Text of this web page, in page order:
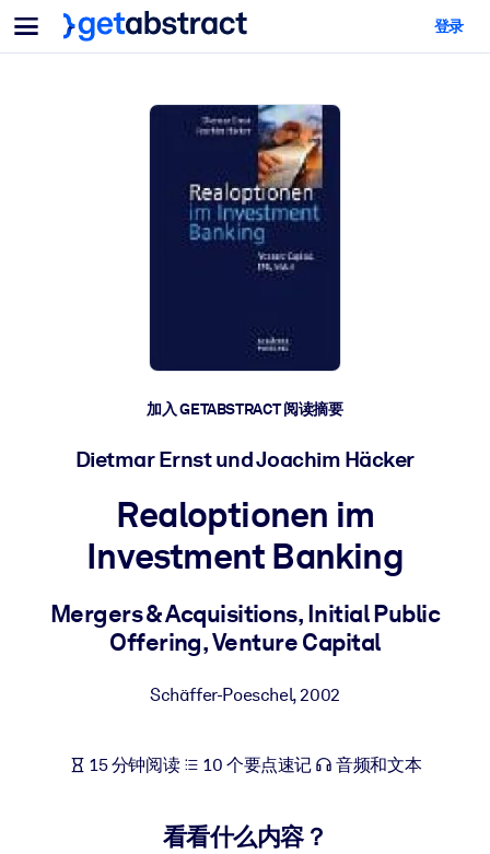
菜单
面向团队与管理者
为您的员工配备关键的人工智能技能。
帮助您的管理者为未来的工作时代做好准备。
培养您的员工应对未来挑战所需的技能。
面向 LMS/LXP
将简短且经过验证的知识引入您的 LMS/LXP，以获得更强的学习效
果。
面向企业图书馆
利用可靠、结构化的知识为您的人工智能系统提供动力，以改善输
结果。
面向人工智能系统
登录
加入 GETABSTRACT 阅读摘要
Dietmar Ernst und Joachim Häcker
Realoptionen im
Investment Banking
Mergers & Acquisitions, Initial Public
Offering, Venture Capital
Schäffer-Poeschel,2002
15 分钟阅读 10 个要点速记 音频和文本
看看什么内容？